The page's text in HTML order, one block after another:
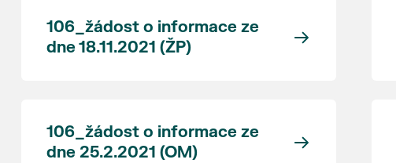
106_žádost o informace ze
dne 18.11.2021 (ŽP)
106_žádost o informace ze
dne 25.2.2021 (OM)